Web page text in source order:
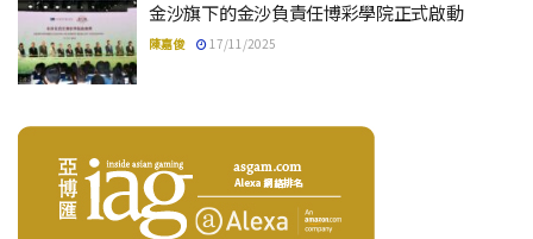
金沙旗下的金沙負責任博彩學院正式啟動
陳嘉俊 17/11/2025